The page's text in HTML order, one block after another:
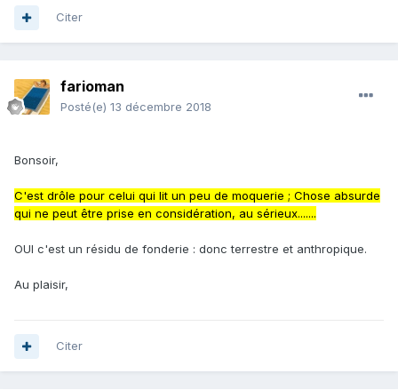
Citer
farioman
Posté(e) 13 décembre 2018
Bonsoir,
C'est drôle pour celui qui lit un peu de moquerie ; Chose absurde
qui ne peut être prise en considération, au sérieux.......
OUI c'est un résidu de fonderie : donc terrestre et anthropique.
Au plaisir,
Citer